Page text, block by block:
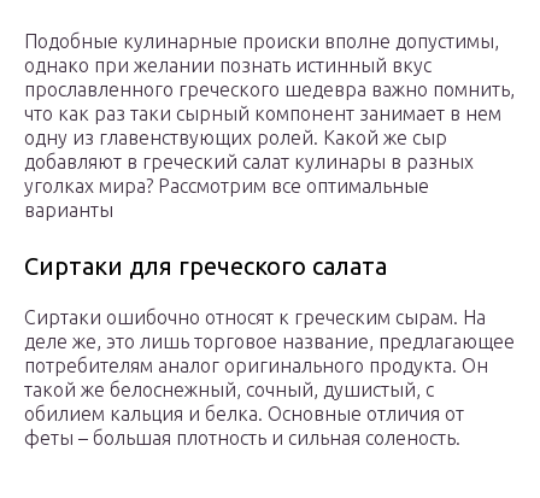
Подобные кулинарные происки вполне допустимы,
однако при желании познать истинный вкус
прославленного греческого шедевра важно помнить,
что как раз таки сырный компонент занимает в нем
одну из главенствующих ролей. Какой же сыр
добавляют в греческий салат кулинары в разных
уголках мира? Рассмотрим все оптимальные
варианты
Сиртаки для греческого салата
Сиртаки ошибочно относят к греческим сырам. На
деле же, это лишь торговое название, предлагающее
потребителям аналог оригинального продукта. Он
такой же белоснежный, сочный, душистый, с
обилием кальция и белка. Основные отличия от
феты – большая плотность и сильная соленость.